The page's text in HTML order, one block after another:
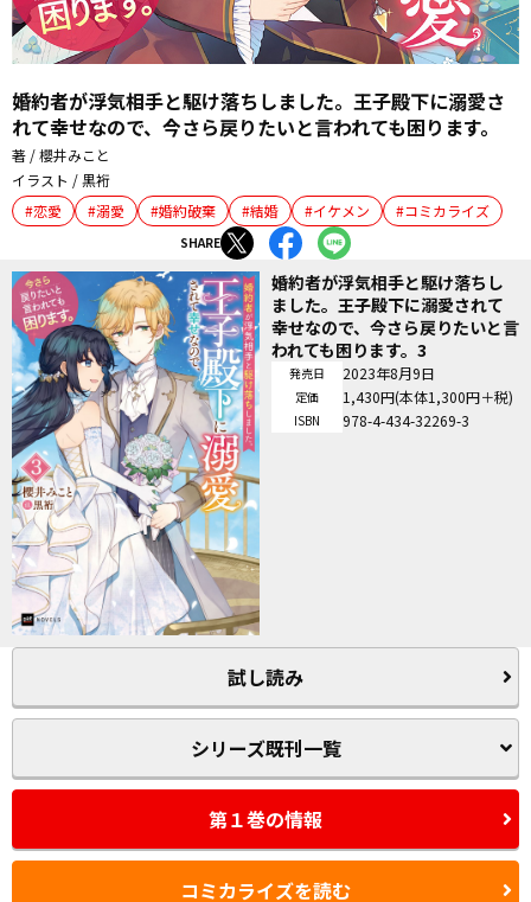
婚約者が浮気相手と駆け落ちしました。王子殿下に溺愛さ
れて幸せなので、今さら戻りたいと言われても困ります。
著 / 櫻井みこと
イラスト / 黒裄
恋愛
溺愛 婚約破棄 結婚 イケメン コミカライズ
SHARE
婚約者が浮気相手と駆け落ちし
ました。王子殿下に溺愛されて
幸せなので、今さら戻りたいと言
われても困ります。3
発売日 2023年8月9日
定価 1,430円(本体1,300円＋税)
ISBN 978-4-434-32269-3
試し読み
シリーズ既刊一覧
第１巻の情報
コミカライズを読む